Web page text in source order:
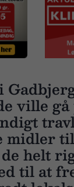
ville
midler
helt
til at